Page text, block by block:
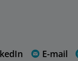
E-mail